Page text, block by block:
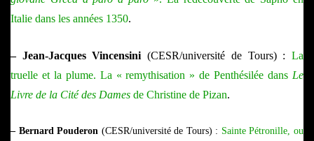
Italie dans les années 1350.
– Jean-Jacques Vincensini (CESR/université de Tours) :La
truelle et la plume. La « remythisation » de Penthésilée dans Le
Livre de la Cité des Dames de Christine de Pizan.
– Bernard Pouderon (CESR/université de Tours) : Sainte Pétronille, ou